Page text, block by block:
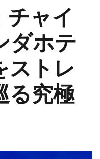
チャイ
ダホテ
ストレ
る究極